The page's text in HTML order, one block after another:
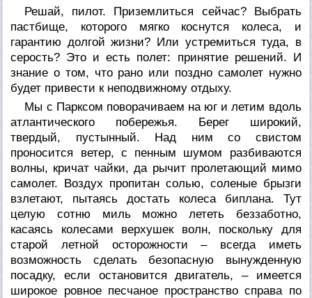
Решай, пилот. Приземлиться сейчас? Выбрать
пастбище, которого мягко коснутся колеса, и
гарантию долгой жизни? Или устремиться туда, в
серость? Это и есть полет: принятие решений. И
знание о том, что рано или поздно самолет нужно
будет привести к неподвижному отдыху.
Мы с Парксом поворачиваем на юг и летим вдоль
атлантического побережья. Берег широкий,
твердый, пустынный. Над ним со свистом
проносится ветер, с пенным шумом разбиваются
волны, кричат чайки, да рычит пролетающий мимо
самолет. Воздух пропитан солью, соленые брызги
взлетают, пытаясь достать колеса биплана. Тут
целую сотню миль можно лететь беззаботно,
касаясь колесами верхушек волн, поскольку для
старой летной осторожности – всегда иметь
возможность сделать безопасную вынужденную
посадку, если остановится двигатель, – имеется
широкое ровное песчаное пространство справа по